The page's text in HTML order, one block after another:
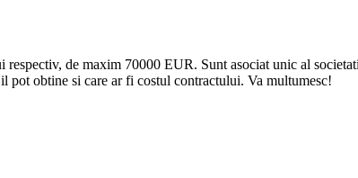
de maxim 70000 EUR. Sunt asociat unic al
pot obtine si care ar fi costul contractului. Va multumesc!